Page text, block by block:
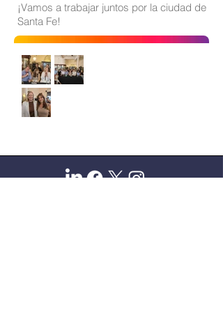
¡Vamos a trabajar juntos por la ciudad de
Santa Fe!